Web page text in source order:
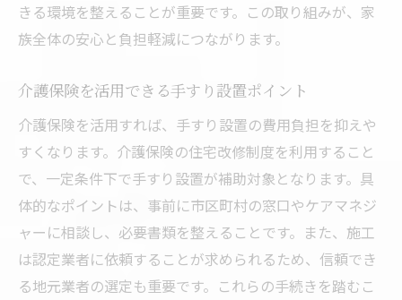
きる環境を整えることが重要です。この取り組みが、家
族全体の安心と負担軽減につながります。
介護保険を活用できる手すり設置ポイント
介護保険を活用すれば、手すり設置の費用負担を抑えや
すくなります。介護保険の住宅改修制度を利用すること
で、一定条件下で手すり設置が補助対象となります。具
体的なポイントは、事前に市区町村の窓口やケアマネジ
ャーに相談し、必要書類を整えることです。また、施工
は認定業者に依頼することが求められるため、信頼でき
る地元業者の選定も重要です。これらの手続きを踏むこ